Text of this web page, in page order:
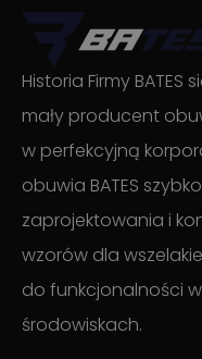
Historia Firmy BATES
mały producent
w perfekcyjną
obuwia BATES
zaprojektowania i
wzorów dla
do funkcjonalności
środowiskach.